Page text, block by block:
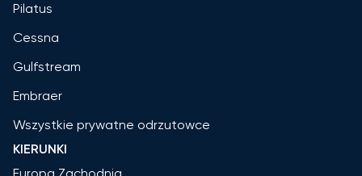
Pilatus
Cessna
Gulfstream
Embraer
Wszystkie prywatne odrzutowce
KIERUNKI